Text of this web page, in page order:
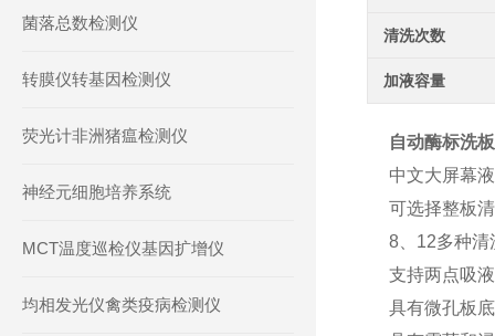
清洗次数
加液容量
自动酶标洗
中文大屏幕
可选择整板
8、12多种清
支持两点吸
具有微孔板
菌落总数检测仪
转膜仪转基因检测仪
荧光计非洲猪瘟检测仪
神经元细胞培养系统
MCT温度巡检仪基因扩增仪
均相发光仪禽类疫病检测仪